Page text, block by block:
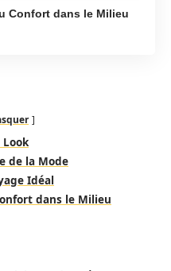
Confort dans le Milieu
Look
de la Mode
Idéal
dans le Milieu